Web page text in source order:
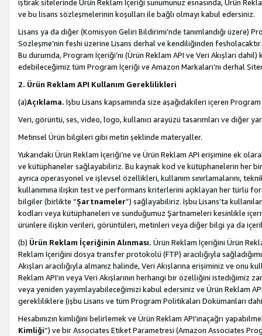
iştirak sitelerinde Ürün Reklam İçeriği sunumunuz esnasında, Ürün
ve bu lisans sözleşmelerinin koşulları ile bağlı olmayı kabul edersiniz.
Lisans ya da diğer (Komisyon Geliri Bildirimi’nde tanımlandığı üzere)
Sözleşme’nin feshi üzerine Lisans derhal ve kendiliğinden
Bu durumda, Program İçeriği’ni (Ürün Reklam API ve Veri Akışları
edebileceğimiz tüm Program İçeriği ve Amazon Markaları’nı derhal
2. Ürün Reklam API Kullanım Gereklilikleri
(a)Açıklama. İşbu Lisans kapsamında size aşağıdakileri içeren
Veri, görüntü, ses, video, logo, kullanıcı arayüzü tasarımları ve diğer
Metinsel Ürün bilgileri gibi metin şeklinde materyaller.
Yukarıdaki Ürün Reklam İçeriği’ne ve Ürün Reklam API erişimine ek
ve kütüphaneler sağlayabiliriz. Bu kaynak kod ve kütüphanelerin her
ayrıca operasyonel ve işlevsel özellikleri, kullanım sınırlamalarını,
kullanımına ilişkin test ve performans kriterlerini açıklayan her türlü
bilgiler (birlikte “Şartnameler”) sağlayabiliriz. İşbu Lisans’ta
kodları veya kütüphaneleri ve sunduğumuz Şartnameleri kesinlikle
ürünlere ilişkin verileri, görüntüleri, metinleri veya diğer bilgi ya da
(b) Ürün Reklam İçeriğinin Alınması. Ürün Reklam İçeriğini Ürün
Reklam İçeriğini dosya transfer protokolü (FTP) aracılığıyla
Akışları aracılığıyla almanız halinde, Veri Akışlarına erişiminiz ve onu
Reklam API’ın veya Veri Akışlarının herhangi bir özelliğini
veya yeniden yayımlayabileceğimizi kabul edersiniz ve Ürün Reklam
gerekliliklere (işbu Lisans ve tüm Program Politikaları Dokümanları
Hesabınızın kimliğini belirlemek ve Ürün Reklam API’ınaçağrı
Kimliği”) ve bir Associates Etiket Parametresi (Amazon Associates